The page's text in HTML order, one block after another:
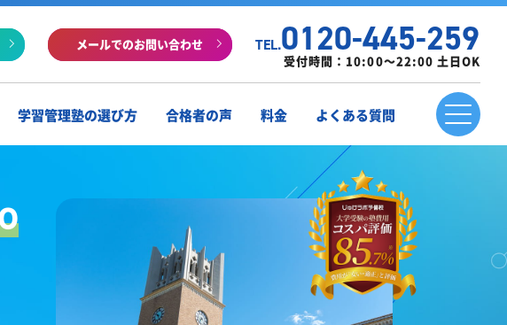
メールでのお問い合わせ TEL.0120-445-259
受付時間：10:00～22:00 土日OK
学習管理塾の選び方 合格者の声 料金 よくある質問